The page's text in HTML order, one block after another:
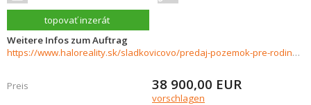
topovať inzerát
Weitere Infos zum Auftrag
https://www.haloreality.sk/sladkovicovo/predaj-pozemok-pre-rodinny-dom---328-m2-sladkovicovo/71294
Preis 38 900,00 EUR
vorschlagen